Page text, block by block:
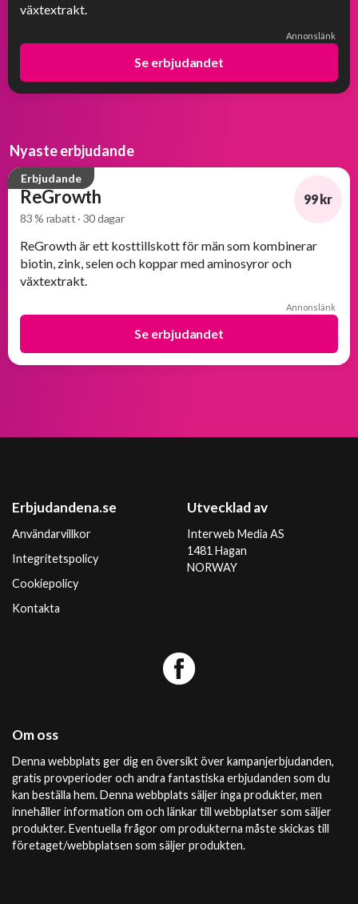
växtextrakt.
Annonslänk
Se erbjudandet
Nyaste erbjudande
Erbjudande
ReGrowth
83 % rabatt · 30 dagar
99 kr
ReGrowth är ett kosttillskott för män som kombinerar
biotin, zink, selen och koppar med aminosyror och
växtextrakt.
Annonslänk
Se erbjudandet
Erbjudandena.se
Användarvillkor
Integritetspolicy
Cookiepolicy
Kontakta
Utvecklad av
Interweb Media AS
1481 Hagan
NORWAY
Om oss
Denna webbplats ger dig en översikt över kampanjerbjudanden,
gratis provperioder och andra fantastiska erbjudanden som du
kan beställa hem. Denna webbplats säljer inga produkter, men
innehåller information om och länkar till webbplatser som säljer
produkter. Eventuella frågor om produkterna måste skickas till
företaget/webbplatsen som säljer produkten.